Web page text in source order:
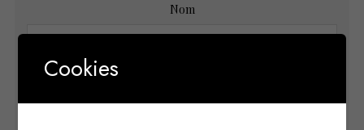
Nom
Cookies